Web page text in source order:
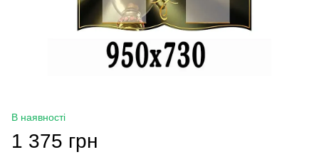
В наявності
1 375 грн